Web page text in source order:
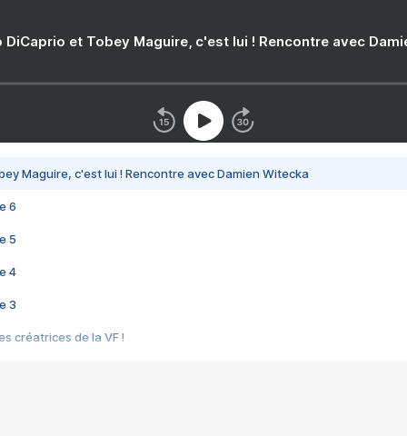
DiCaprio et Tobey Maguire, c'est lui ! Rencontre avec
Maguire, c'est lui ! Rencontre avec Damien Witecka
6
5
4
3
créatrices de la VF !